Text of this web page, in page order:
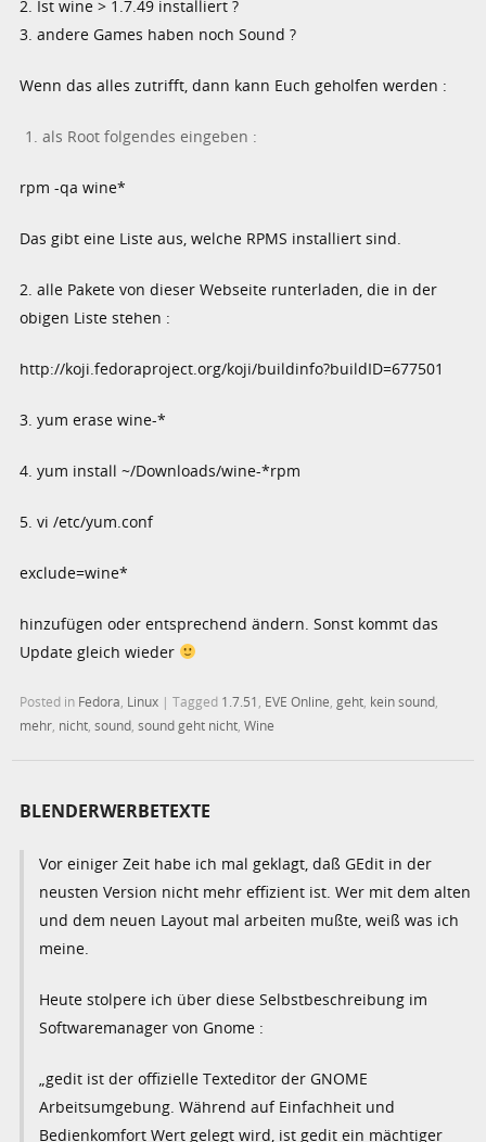
2. Ist wine > 1.7.49 installiert ?
3. andere Games haben noch Sound ?
Wenn das alles zutrifft, dann kann Euch geholfen werden :
als Root folgendes eingeben :
rpm -qa wine*
Das gibt eine Liste aus, welche RPMS installiert sind.
2. alle Pakete von dieser Webseite runterladen, die in der
obigen Liste stehen :
http://koji.fedoraproject.org/koji/buildinfo?buildID=677501
3. yum erase wine-*
4. yum install ~/Downloads/wine-*rpm
5. vi /etc/yum.conf
exclude=wine*
hinzufügen oder entsprechend ändern. Sonst kommt das
Update gleich wieder
Posted in Fedora Linux |Tagged 1.7.51 EVE Online ,geht kein sound
mehr nicht ,sound ,sound geht nicht ,Wine
BLENDERWERBETEXTE
Vor einiger Zeit habe ich mal geklagt, daß GEdit in der
neusten Version nicht mehr effizient ist. Wer mit dem alten
und dem neuen Layout mal arbeiten mußte, weiß was ich
meine.
Heute stolpere ich über diese Selbstbeschreibung im
Softwaremanager von Gnome :
„gedit ist der offizielle Texteditor der GNOME
Arbeitsumgebung. Während auf Einfachheit und
Bedienkomfort Wert gelegt wird, ist gedit ein mächtiger